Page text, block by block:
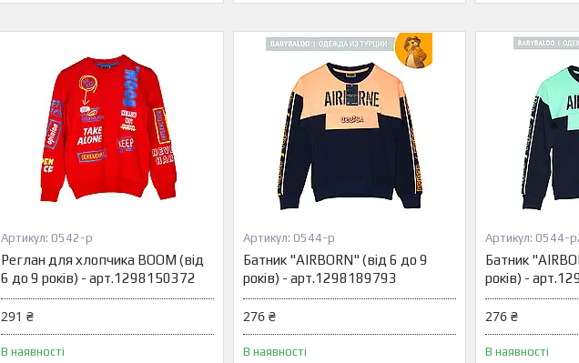
0542-р
Реглан для хлопчика BOOM (від
6 до 9 років) - арт.1298150372
291 ₴
В наявності
0544-р
Батник "AIRBORN" (від 6 до 9
років) - арт.1298189793
276 ₴
В наявності
0544-
Батник
років) -
276 ₴
В наявності